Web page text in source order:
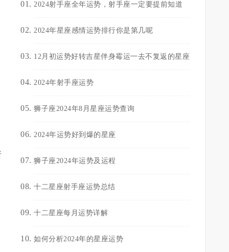
2024射手座全年运势，射手座一定要提前知道
2024年星座感情运势排行你是第几呢
12月初运势好转吉星伴身霉运一去不复返的星座
2024年射手座运势
狮子座2024年8月星座运势查询
2024年运势好到爆的星座
狮子座2024年运势及运程
十二星座射手座运势总结
十二星座每月运势详解
如何分析2024年的星座运势